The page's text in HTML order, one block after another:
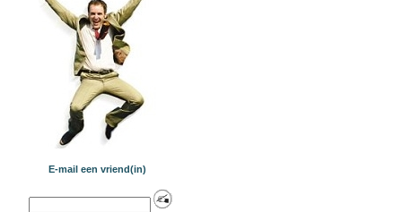
E-mail een vriend(in)